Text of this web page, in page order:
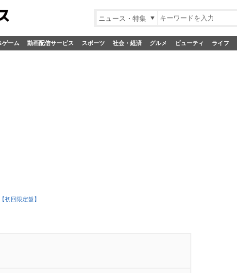
ニュース・特集
ゲーム 動画配信サービス スポーツ 社会・経済 グルメ ビューティ ライフ
初回限定盤】